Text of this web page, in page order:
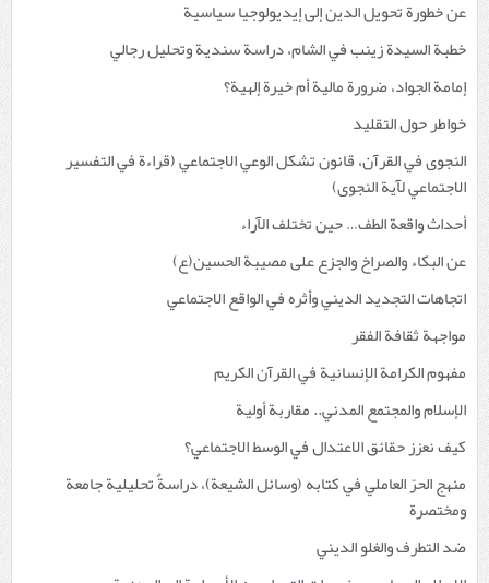
عن خطورة تحويل الدين إلى إيديولوجيا سياسية
خطبة السيدة زينب في الشام، دراسة سندية وتحليل رجالي
إمامة الجواد، ضرورة مالية أم خيرة إلهية؟
خواطر حول التقليد
النجوى في القرآن، قانون تشكل الوعي الاجتماعي (قراءة في التفسير
الاجتماعي لآية النجوى)
أحداث واقعة الطف… حين تختلف الآراء
عن البكاء والصراخ والجزع على مصيبة الحسين(ع)
اتجاهات التجديد الديني وأثره في الواقع الاجتماعي
مواجهة ثقافة الفقر
مفهوم الكرامة الإنسانية في القرآن الكريم
الإسلام والمجتمع المدني.. مقاربة أولية
كيف نعزز حقائق الاعتدال في الوسط الاجتماعي؟
منهج الحرّ العاملي في كتابه (وسائل الشيعة)، دراسةٌ تحليلية جامعة
ومختصرة
ضد التطرف والغلو الديني